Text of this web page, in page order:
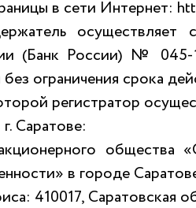
в сети Интернет:
(Банк России) № 045-
ограничения срока
регистратор
Саратове:
общества
в городе
410017, Саратовская